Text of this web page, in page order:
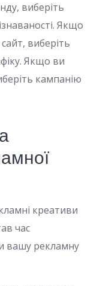
виберіть
Якщо
виберіть
Якщо ви
кампанію
креативи
час
вашу рекламну